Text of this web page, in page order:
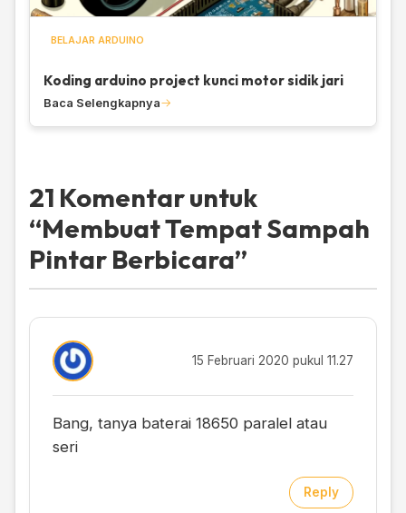
BELAJAR ARDUINO
Koding arduino project kunci motor sidik jari
Baca Selengkapnya
21 Komentar untuk
“Membuat Tempat Sampah
Pintar Berbicara”
15 Februari 2020 pukul 11.27
Bang, tanya baterai 18650 paralel atau
seri
Reply